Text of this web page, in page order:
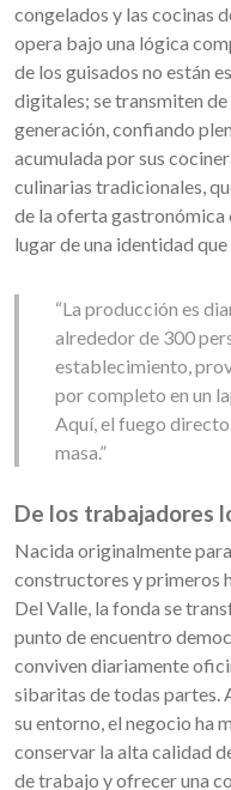
congelados y las cocinas
opera bajo una lógica
de los guisados no están
digitales; se transmiten
generación, confiando
acumulada por sus
culinarias tradicionales,
de la oferta gastronómica
lugar de una identidad
“La producción es
alrededor de 300
establecimiento,
por completo en un
Aquí, el fuego
masa.”
De los trabajadores
Nacida originalmente
constructores y primeros
Del Valle, la fonda se
punto de encuentro
conviven diariamente
sibaritas de todas partes.
su entorno, el negocio ha
conservar la alta calidad
de trabajo y ofrecer una